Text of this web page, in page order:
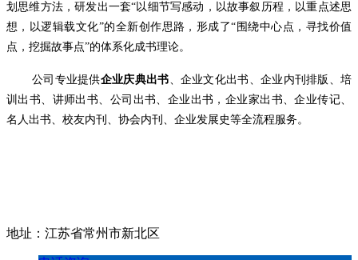
划思维方法，研发出一套“以细节写感动，以故事叙历程，以重点述思
想，以逻辑载文化”的全新创作思路，形成了“围绕中心点，寻找价值
点，挖掘故事点”的体系化成书理论。
公司专业提供企业庆典出书、企业文化出书、企业内刊排版、培
训出书、讲师出书、公司出书、企业出书，企业家出书、企业传记、
名人出书、校友内刊、协会内刊、企业发展史等全流程服务。
地址：江苏省常州市新北区